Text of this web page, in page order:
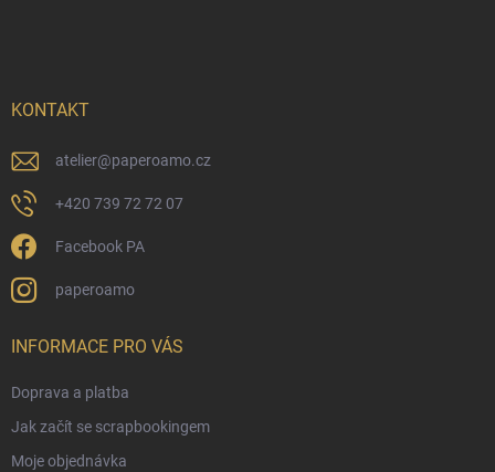
KONTAKT
atelier@paperoamo.cz
+420 739 72 72 07
Facebook PA
paperoamo
INFORMACE PRO VÁS
Doprava a platba
Jak začít se scrapbookingem
Moje objednávka